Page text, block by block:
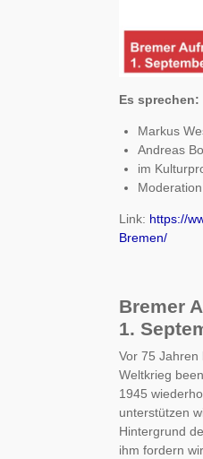
Es sprechen:
Markus
Andreas
im
Link: https://
Bremen/
Bremer
1.
Vor 75 Jahren
Weltkrieg
1945
unterstützen
Hintergrund
ihm fordern